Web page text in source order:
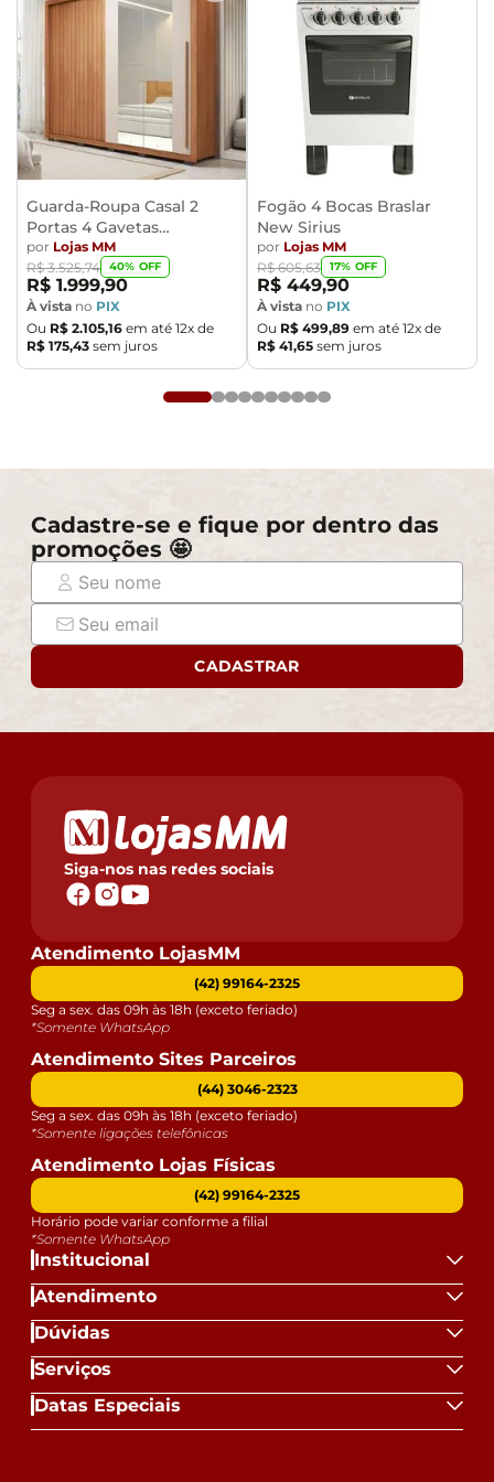
compra e certifique-se de que passará normalmente
por elevadores, portas, escadas e/ou corredores,
evitando assim futuros desagrados ou imprevistos
com a entrega do produto.
Guarda-Roupa Casal 2
Portas 4 Gavetas
Caemmun Moviment
por Lojas MM
R$ 3.525,74 40% OFF
R$ 1.999,90
À vista no PIX
Ou R$ 2.105,16 em até 12x de
R$ 175,43 sem juros
Fogão 4 Bocas Braslar
New Sirius
por Lojas MM
R$ 605,63 17% OFF
R$ 449,90
À vista no PIX
Ou R$ 499,89 em até 12x de
R$ 41,65 sem juros
Cadastre-se e fique por dentro das
promoções 🤩
CADASTRAR
Siga-nos nas redes sociais
Institucional
Atendimento
Dúvidas
Serviços
Datas Especiais
Atendimento LojasMM
(42) 99164-2325
Seg a sex. das 09h às 18h (exceto feriado)
*Somente WhatsApp
Atendimento Sites Parceiros
(44) 3046-2323
Seg a sex. das 09h às 18h (exceto feriado)
*Somente ligações telefônicas
Atendimento Lojas Físicas
(42) 99164-2325
Horário pode variar conforme a filial
*Somente WhatsApp